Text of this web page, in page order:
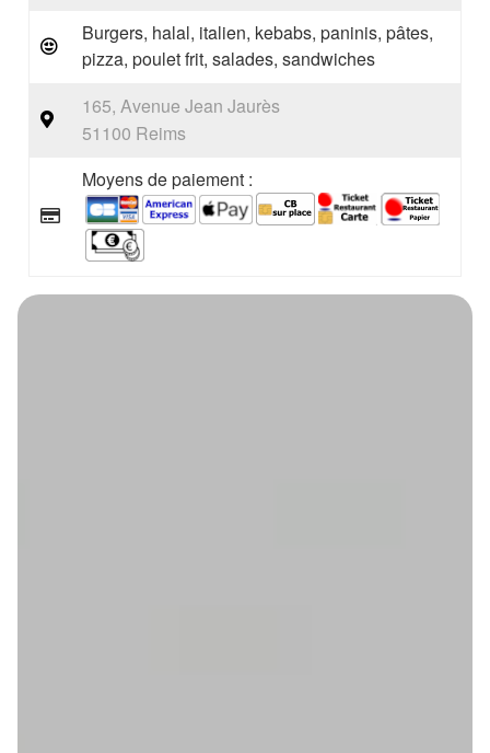
Burgers, halal, italien, kebabs, paninis, pâtes,
pizza, poulet frit, salades, sandwiches
165, Avenue Jean Jaurès
51100 Reims
Moyens de paiement :